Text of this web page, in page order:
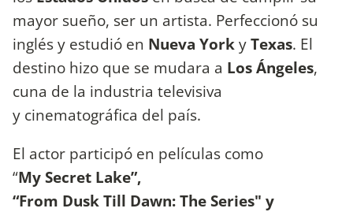
mayor sueño, ser un artista. Perfeccionó su
inglés y estudió en Nueva YorkyTexas. El
destino hizo que se mudara a Los Ángeles,
cuna de la industria televisiva
y cinematográfica del país.
El actor participó en películas como
“My Secret Lake”,
“From Dusk Till Dawn: The Series" y